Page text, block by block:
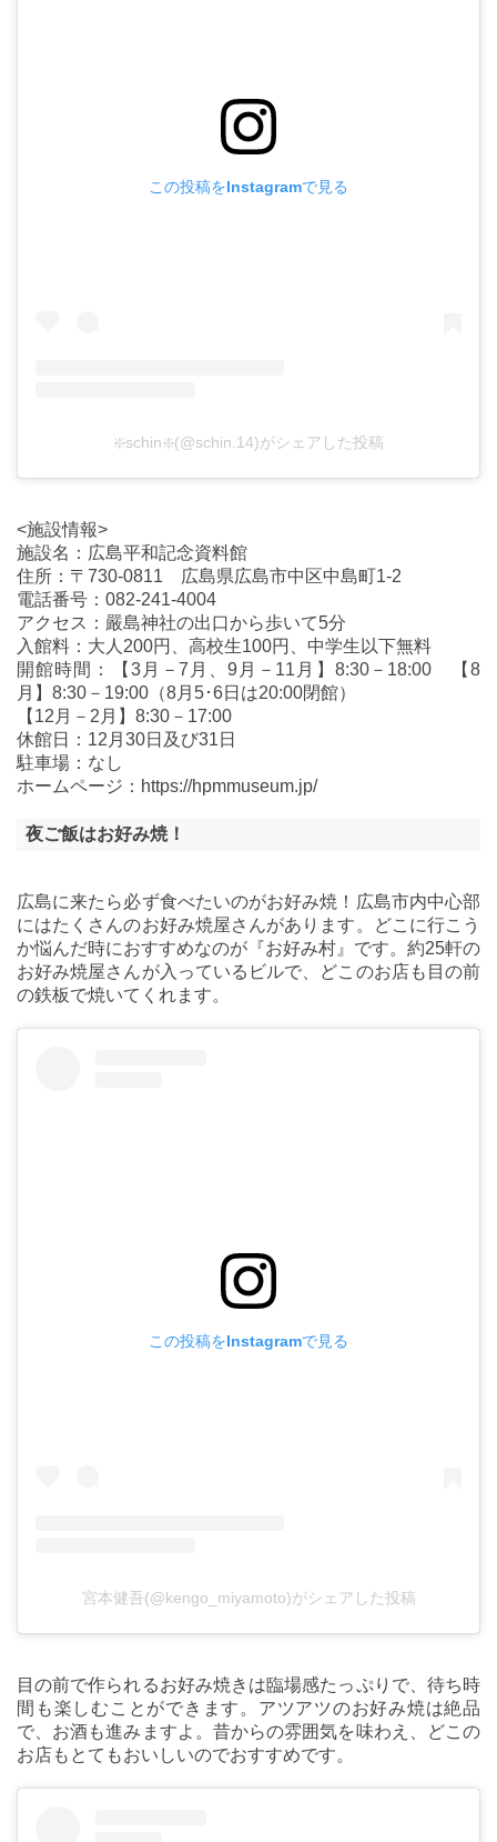
この投稿をInstagramで見る
❇️schin❇️(@schin.14)がシェアした投稿
<施設情報>
施設名：広島平和記念資料館
住所：〒730-0811 広島県広島市中区中島町1-2
電話番号：082-241-4004
アクセス：嚴島神社の出口から歩いて5分
入館料：大人200円、高校生100円、中学生以下無料
開館時間：【3月－7月、9月－11月】8:30－18:00 【8
月】8:30－19:00（8月5･6日は20:00閉館）
【12月－2月】8:30－17:00
休館日：12月30日及び31日
駐車場：なし
ホームページ：https://hpmmuseum.jp/
夜ご飯はお好み焼！
広島に来たら必ず食べたいのがお好み焼！広島市内中心部
にはたくさんのお好み焼屋さんがあります。どこに行こう
か悩んだ時におすすめなのが『お好み村』です。約25軒の
お好み焼屋さんが入っているビルで、どこのお店も目の前
の鉄板で焼いてくれます。
この投稿をInstagramで見る
宮本健吾(@kengo_miyamoto)がシェアした投稿
目の前で作られるお好み焼きは臨場感たっぷりで、待ち時
間も楽しむことができます。アツアツのお好み焼は絶品
で、お酒も進みますよ。昔からの雰囲気を味わえ、どこの
お店もとてもおいしいのでおすすめです。